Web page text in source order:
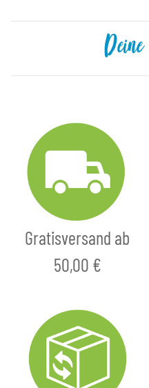
Gratisversand ab
50,00 €